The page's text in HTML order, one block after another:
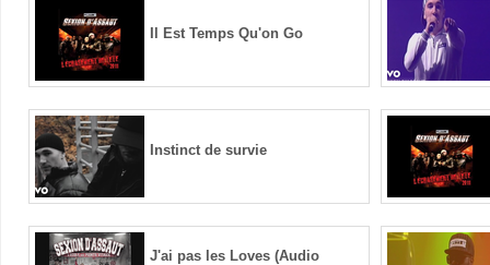
Il Est Temps Qu'on Go
Instinct de survie
J'ai pas les Loves (Audio